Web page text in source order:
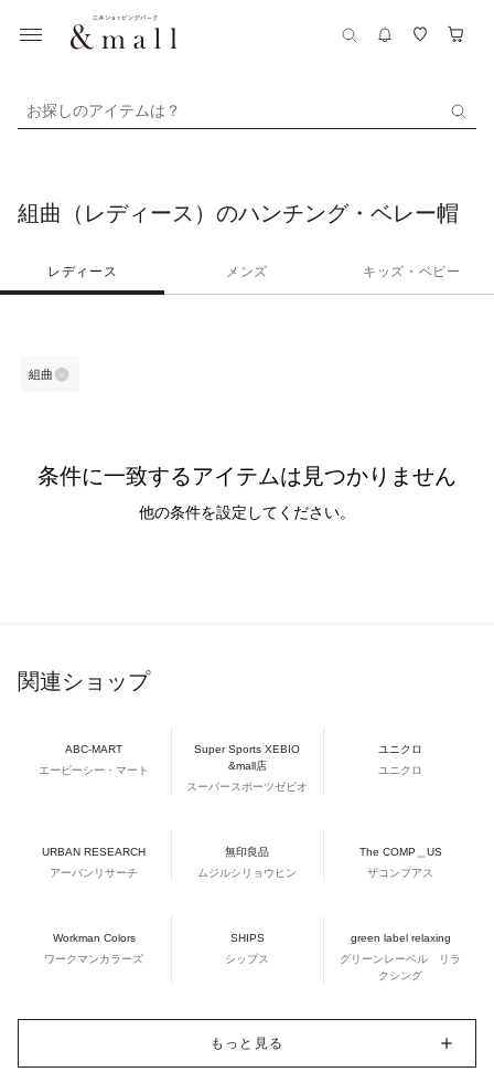
お探しのアイテムは？
組曲（レディース）のハンチング・ベレー帽
レディース メンズ キッズ・ベビー
組曲
条件に一致するアイテムは見つかりません
他の条件を設定してください。
関連ショップ
ABC-MART
エービーシー・マート
Super Sports XEBIO
&mall店
スーパースポーツゼビオ
ユニクロ
ユニクロ
URBAN RESEARCH
アーバンリサーチ
無印良品
ムジルシリョウヒン
The COMP＿US
ザコンプアス
Workman Colors
ワークマンカラーズ
SHIPS
シップス
green label relaxing
グリーンレーベル リラ
クシング
もっと見る